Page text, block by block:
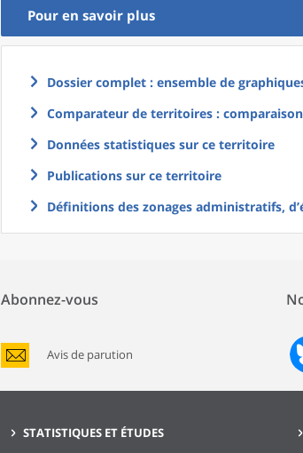
Pour en savoir plus
Dossier complet : ensemble de
Comparateur de territoires :
Données statistiques sur ce territoire
Publications sur ce territoire
Définitions des zonages administratifs,
Abonnez-vous
Avis de parution
STATISTIQUES ET ÉTUDES